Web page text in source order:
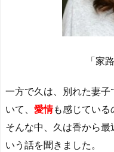
「家
一方で久は、別れた妻
いて、 愛情も感じている
そんな中、久は香から
いう話を聞きました。